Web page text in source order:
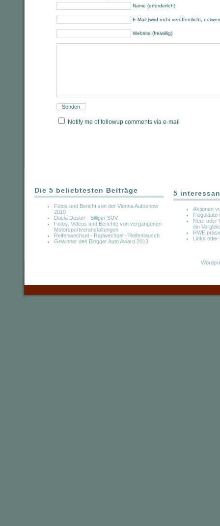
Name (erforderlich)
E-Mail (wird nicht veröffentlicht,
Website (freiwillig)
Notify me of followup comments via e-mail
Die 5 beliebtesten Beiträge
Fotos und Bericht von der Vienna Autoshow
2010
Dacia Duster - Billiger SUV
Fotos, Videos und Berichte von vergangenen
Motorsportveranstaltungen
Reifenwechsel - Radwechsel - Reifentausch
Gewinner des Blogger Auto Award 2013
5
Aktionen
Flügelauto
Neu- oder
ein
RWE
Links oder